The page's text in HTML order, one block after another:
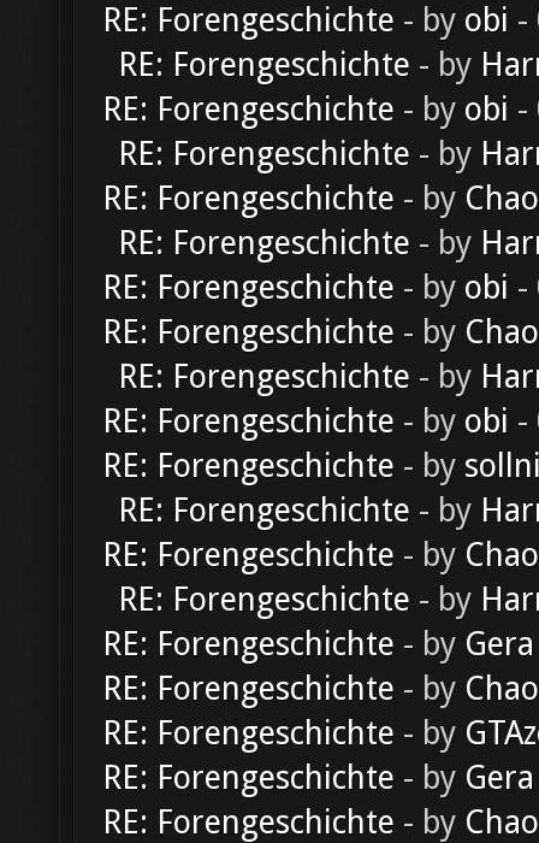
RE: Forengeschichte - by obi -
RE: Forengeschichte - by
RE: Forengeschichte - by obi -
RE: Forengeschichte - by
RE: Forengeschichte - by
RE: Forengeschichte - by
RE: Forengeschichte - by obi -
RE: Forengeschichte - by
RE: Forengeschichte - by
RE: Forengeschichte - by obi -
RE: Forengeschichte - by
RE: Forengeschichte - by
RE: Forengeschichte - by
RE: Forengeschichte - by
RE: Forengeschichte - by Gera
RE: Forengeschichte - by
RE: Forengeschichte - by
RE: Forengeschichte - by Gera
RE: Forengeschichte - by